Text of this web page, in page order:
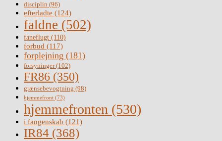
disciplin (96)
efterladte (124)
faldne (502)
faneflugt (110)
forbud (117)
forplejning (181)
forsyninger(102)
FR86 (350)
grænsebevogtning (98)
hjemmefront (73)
hjemmefronten (530)
i fangenskab (121)
IR84 (368)